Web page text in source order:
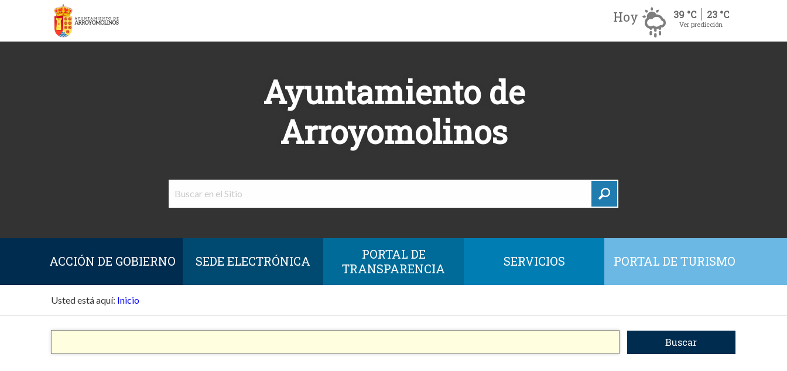
Hoy 39 °C 23 °C
Ver predicción
Ayuntamiento de
Arroyomolinos
ACCIÓN DE GOBIERNO SEDE ELECTRÓNICA
PORTAL DE
TRANSPARENCIA
SERVICIOS PORTAL DE TURISMO
Usted está aquí: Inicio